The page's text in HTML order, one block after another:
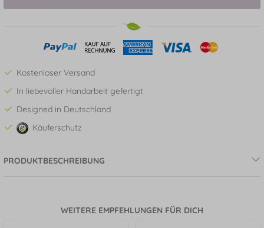
Kostenloser Versand
In liebevoller Handarbeit gefertigt
Designed in Deutschland
Käuferschutz
PRODUKTBESCHREIBUNG
WEITERE EMPFEHLUNGEN FÜR DICH